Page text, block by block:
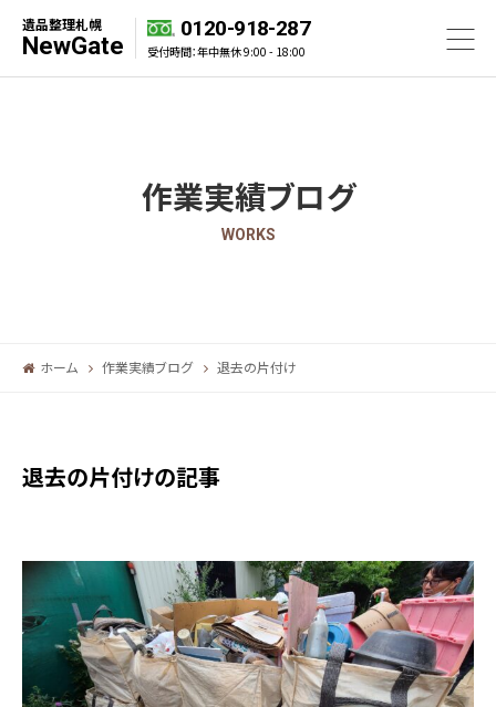
遺品整理札幌
NewGate
0120-918-287
受付時間：年中無休 9:00 - 18:00
作業実績ブログ
WORKS
ホーム 作業実績ブログ 退去の片付け
退去の片付けの記事